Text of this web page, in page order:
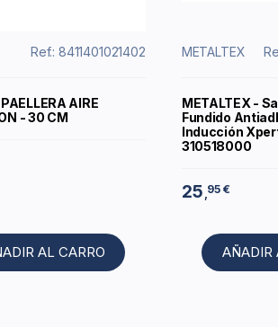
Ref.: 8411401021402
AIRE
- 30 CM
AL CARRO
METALTEX
METALTEX -
Fundido
Inducción
310518000
25 ,95 €
AÑADIR